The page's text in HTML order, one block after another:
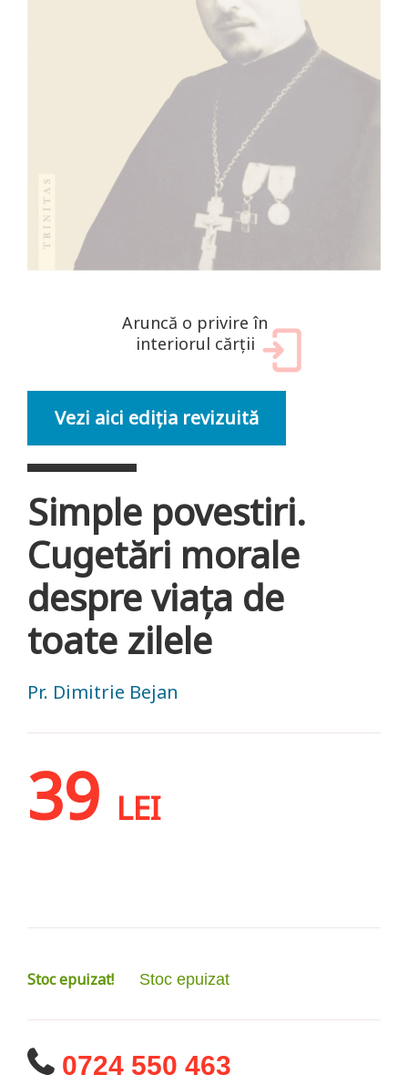
Aruncă o privire în
interiorul cărții
Vezi aici ediția revizuită
Simple povestiri.
Cugetări morale
despre viaţa de
toate zilele
Pr. Dimitrie Bejan
39 LEI
Stoc epuizat! Stoc epuizat
0724 550 463